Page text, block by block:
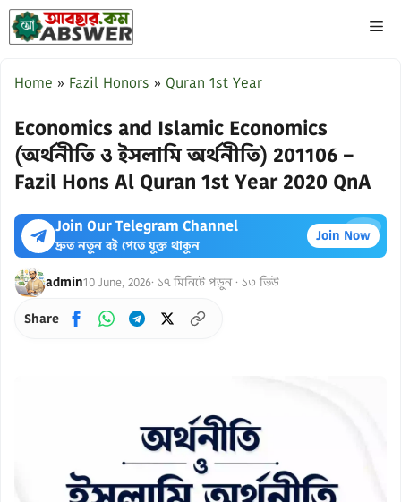
Skip
to
Home » Fazil Honors » Quran 1st Year
Economics and Islamic Economics
(অর্থনীতি ও ইসলামি অর্থনীতি) 201106 –
Fazil Hons Al Quran 1st Year 2020 QnA
×
Join Our Telegram Channel
দ্রুত নতুন বই পেতে যুক্ত থাকুন
Join Now
admin10 June, 2026· ১৭ মিনিটে পড়ুন · ১৩ ভিউ
Share